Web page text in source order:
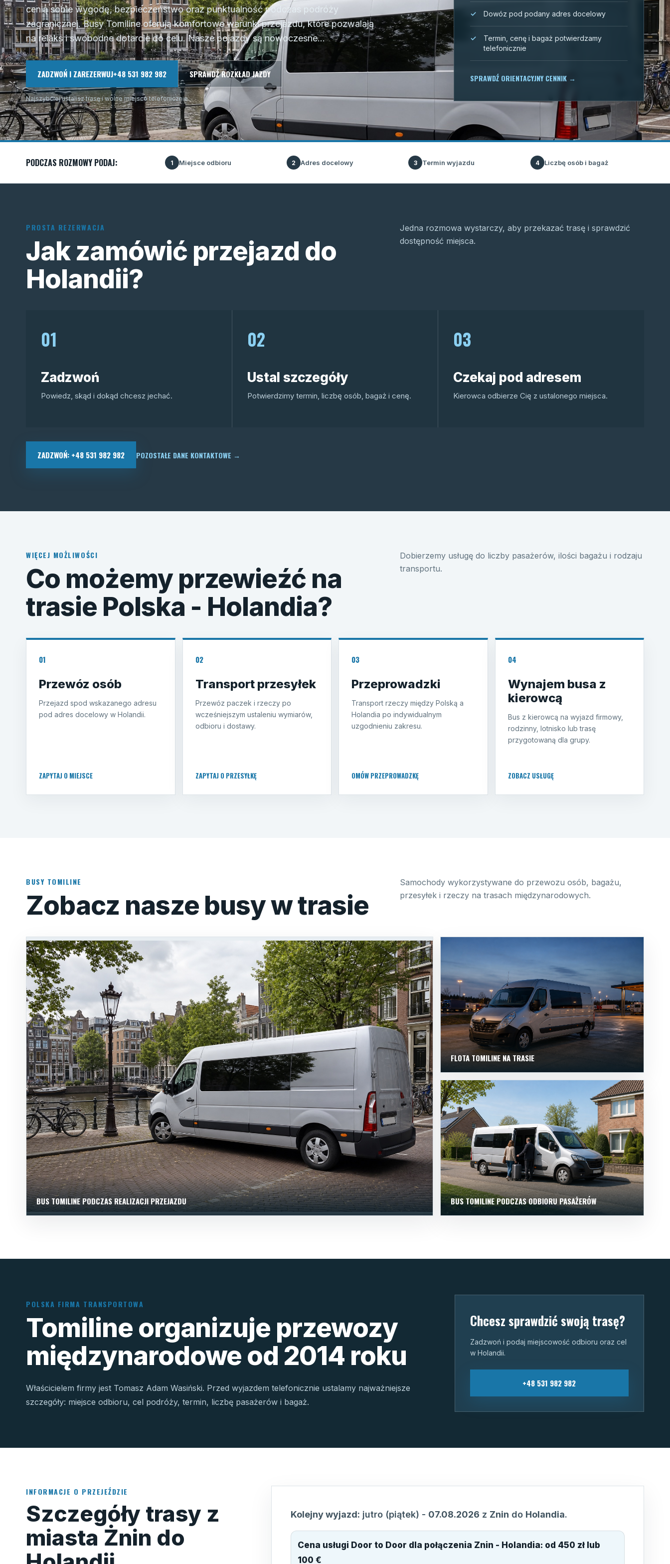
cenią sobie wygodę, bezpieczeństwo oraz punktualność podczas podróży
zagranicznej. Busy Tomiline oferują komfortowe warunki przejazdu, które pozwalają
na relaks i swobodne dotarcie do celu. Nasze pojazdy są nowoczesne...
ZADZWOŃ I ZAREZERWUJ+48 531 982 982 SPRAWDŹ ROZKŁAD JAZDY
Najszybciej ustalisz trasę i wolne miejsce telefonicznie.
Dowóz pod podany adres docelowy
Termin, cenę i bagaż potwierdzamy
telefonicznie
SPRAWDŹ ORIENTACYJNY CENNIK →
PODCZAS ROZMOWY PODAJ: 1 Miejsce odbioru 2 Adres docelowy 3 Termin wyjazdu 4 Liczbę osób i bagaż
PROSTA REZERWACJA
Jak zamówić przejazd do
Holandii?
Jedna rozmowa wystarczy, aby przekazać trasę i sprawdzić
dostępność miejsca.
01
Zadzwoń
Powiedz, skąd i dokąd chcesz jechać.
02
Ustal szczegóły
Potwierdzimy termin, liczbę osób, bagaż i cenę.
03
Czekaj pod adresem
Kierowca odbierze Cię z ustalonego miejsca.
ZADZWOŃ: +48 531 982 982 POZOSTAŁE DANE KONTAKTOWE →
WIĘCEJ MOŻLIWOŚCI
Co możemy przewieźć na
trasie Polska - Holandia?
Dobierzemy usługę do liczby pasażerów, ilości bagażu i rodzaju
transportu.
01
Przewóz osób
Przejazd spod wskazanego adresu
pod adres docelowy w Holandii.
ZAPYTAJ O MIEJSCE
02
Transport przesyłek
Przewóz paczek i rzeczy po
wcześniejszym ustaleniu wymiarów,
odbioru i dostawy.
ZAPYTAJ O PRZESYŁKĘ
03
Przeprowadzki
Transport rzeczy między Polską a
Holandia po indywidualnym
uzgodnieniu zakresu.
OMÓW PRZEPROWADZKĘ
04
Wynajem busa z
kierowcą
Bus z kierowcą na wyjazd firmowy,
rodzinny, lotnisko lub trasę
przygotowaną dla grupy.
ZOBACZ USŁUGĘ
BUSY TOMILINE
Zobacz nasze busy w trasie
Samochody wykorzystywane do przewozu osób, bagażu,
przesyłek i rzeczy na trasach międzynarodowych.
BUS TOMILINE PODCZAS REALIZACJI PRZEJAZDU
FLOTA TOMILINE NA TRASIE
BUS TOMILINE PODCZAS ODBIORU PASAŻERÓW
POLSKA FIRMA TRANSPORTOWA
Tomiline organizuje przewozy
międzynarodowe od 2014 roku
Właścicielem firmy jest Tomasz Adam Wasiński. Przed wyjazdem telefonicznie ustalamy najważniejsze
szczegóły: miejsce odbioru, cel podróży, termin, liczbę pasażerów i bagaż.
Chcesz sprawdzić swoją trasę?
Zadzwoń i podaj miejscowość odbioru oraz cel
w Holandii.
+48 531 982 982
INFORMACJE O PRZEJEŹDZIE
Szczegóły trasy z
miasta Żnin do
Kolejny wyjazd: jutro (piątek) - 07.08.2026 z Znin do Holandia.
Cena usługi Door to Door dla połączenia Znin - Holandia: od 450 zł lub
100 €